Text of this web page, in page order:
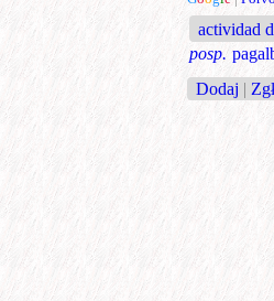
actividad
posp.
Dodaj |